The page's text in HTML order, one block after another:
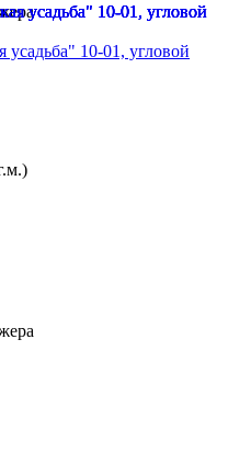
усадьба" 10-01, угловой